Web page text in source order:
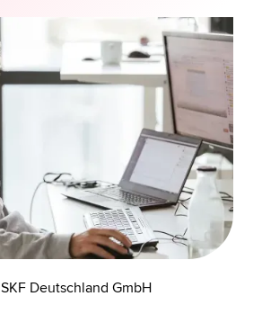
SKF Deutschland GmbH